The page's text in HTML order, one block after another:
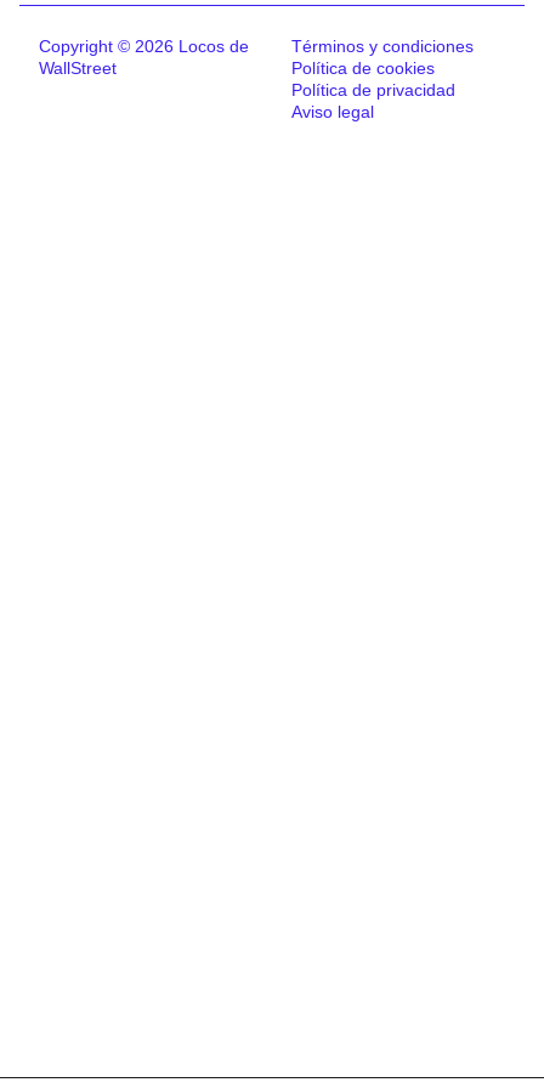
Copyright © 2026 Locos de
WallStreet
Términos y condiciones
Política de cookies
Política de privacidad
Aviso legal